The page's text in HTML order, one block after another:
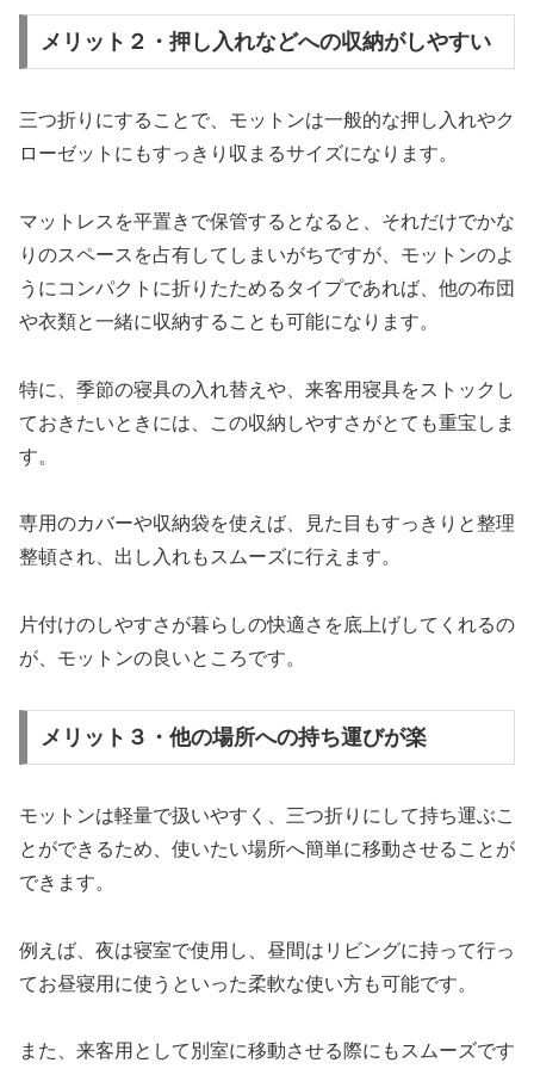
メリット２・押し入れなどへの収納がしやすい
三つ折りにすることで、モットンは一般的な押し入れやク
ローゼットにもすっきり収まるサイズになります。
マットレスを平置きで保管するとなると、それだけでかな
りのスペースを占有してしまいがちですが、モットンのよ
うにコンパクトに折りたためるタイプであれば、他の布団
や衣類と一緒に収納することも可能になります。
特に、季節の寝具の入れ替えや、来客用寝具をストックし
ておきたいときには、この収納しやすさがとても重宝しま
す。
専用のカバーや収納袋を使えば、見た目もすっきりと整理
整頓され、出し入れもスムーズに行えます。
片付けのしやすさが暮らしの快適さを底上げしてくれるの
が、モットンの良いところです。
メリット３・他の場所への持ち運びが楽
モットンは軽量で扱いやすく、三つ折りにして持ち運ぶこ
とができるため、使いたい場所へ簡単に移動させることが
できます。
例えば、夜は寝室で使用し、昼間はリビングに持って行っ
てお昼寝用に使うといった柔軟な使い方も可能です。
また、来客用として別室に移動させる際にもスムーズです